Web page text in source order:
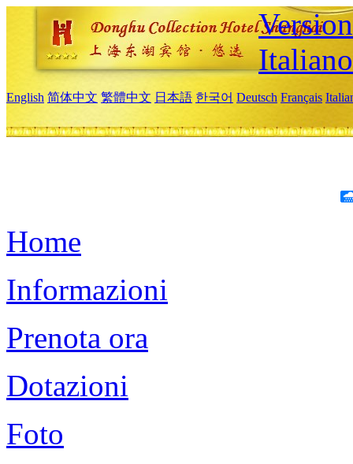
Italiano
English 简体中文 繁體中文 日本語 한국어 Deutsch Français
Home
Informazioni
Prenota ora
Dotazioni
Foto